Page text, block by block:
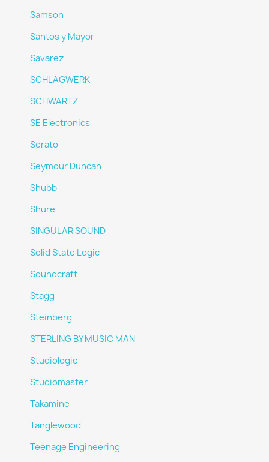
Samson
Santos y Mayor
Savarez
SCHLAGWERK
SCHWARTZ
SE Electronics
Serato
Seymour Duncan
Shubb
Shure
SINGULAR SOUND
Solid State Logic
Soundcraft
Stagg
Steinberg
STERLING BY MUSIC MAN
Studiologic
Studiomaster
Takamine
Tanglewood
Teenage Engineering